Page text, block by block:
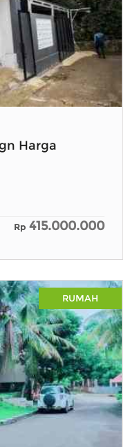
Harga
Rp 415.000.000
RUMAH